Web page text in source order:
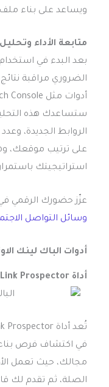
ويساعد على بناء
متابعة الأداء وتحليل
بعد البدء في
الضروري مراقبة
ستساعدك هذه
الروابط الجديدة،
على ترتيب موقعك،
استراتيجيتك
عزّز حضورك الرقمي
وسائل التواصل
أدوات الباك لينك
أداة Link Prospector
في اكتشاف فرص بناء
مجالك، حيث تعمل
الصلة، ثم تقدم لك